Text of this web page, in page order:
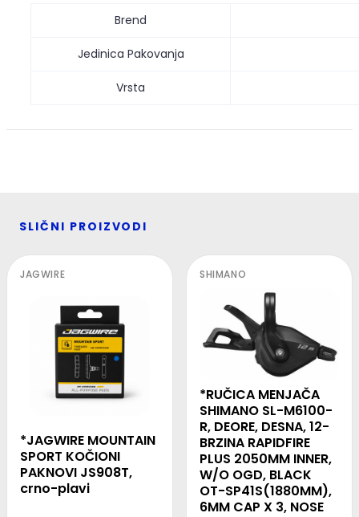
Brend
Jedinica Pakovanja
Vrsta
SLIČNI PROIZVODI
JAGWIRE
*JAGWIRE MOUNTAIN
SPORT KOČIONI
PAKNOVI JS908T,
crno-plavi
SHIMANO
*RUČICA MENJAČA
SHIMANO SL-M6100-
R, DEORE, DESNA, 12-
BRZINA RAPIDFIRE
PLUS 2050MM INNER,
W/O OGD, BLACK
OT-SP41S(1880MM),
6MM CAP X 3, NOSE